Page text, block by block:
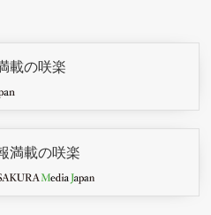
載の咲楽
満載の咲楽